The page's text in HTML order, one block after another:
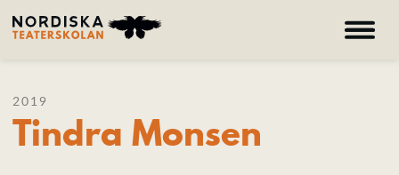
Hem
Om oss
2019
Tindra Monsen